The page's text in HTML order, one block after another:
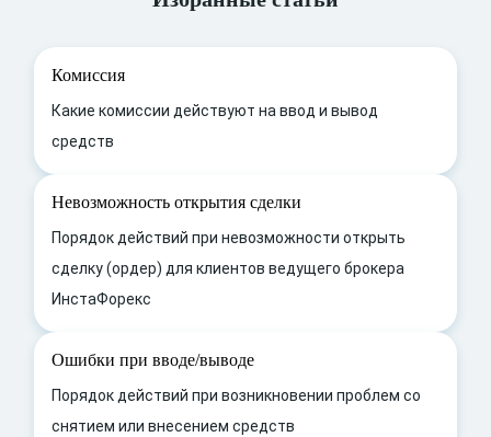
Комиссия
Какие комиссии действуют на ввод и вывод
средств
Невозможность открытия сделки
Порядок действий при невозможности открыть
сделку (ордер) для клиентов ведущего брокера
ИнстаФорекс
Ошибки при вводе/выводе
Порядок действий при возникновении проблем со
снятием или внесением средств